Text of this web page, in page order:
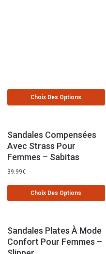
Choix Des Options
Sandales Compensées
Avec Strass Pour
Femmes – Sabitas
39.99€
Choix Des Options
Sandales Plates À Mode
Confort Pour Femmes –